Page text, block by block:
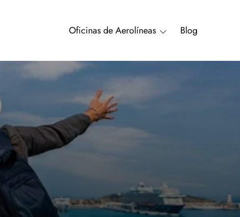
Oficinas de Aerolíneas Blog